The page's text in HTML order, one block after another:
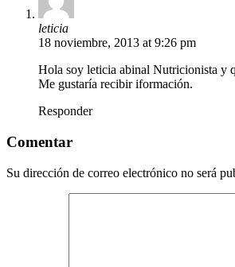
leticia
18 noviembre, 2013 at 9:26 pm
Hola soy leticia abinal Nutricionista y
Me gustaría recibir iformación.
Responder
Comentar
Su dirección de correo electrónico no será